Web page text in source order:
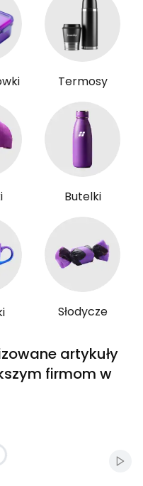
Termosy
Butelki
Słodycze
artykuły
firmom w